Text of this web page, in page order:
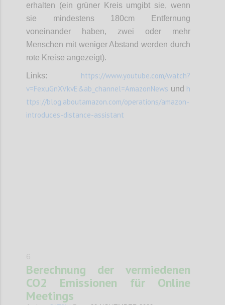
erhalten (ein grüner Kreis umgibt sie, wenn
sie mindestens 180cm Entfernung
voneinander haben, zwei oder mehr
Menschen mit weniger Abstand werden durch
rote Kreise angezeigt).
Links: https://www.youtube.com/watch?
v=FexuGnXVkvE&ab_channel=AmazonNews und h
ttps://blog.aboutamazon.com/operations/amazon-
introduces-distance-assistant
Berechnung der vermiedenen
CO2 Emissionen für Online
Meetings